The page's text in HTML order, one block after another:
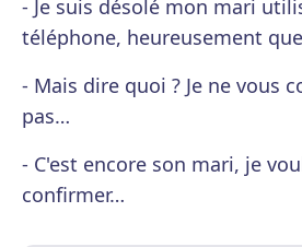
- Je suis désolé mon mari
téléphone, heureusement
- Mais dire quoi ? Je ne vous
pas…
- C'est encore son mari, je
confirmer…